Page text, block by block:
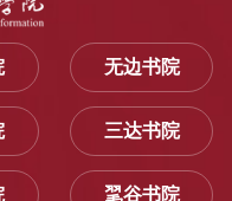
无边书院
三达书院
毣谷书院